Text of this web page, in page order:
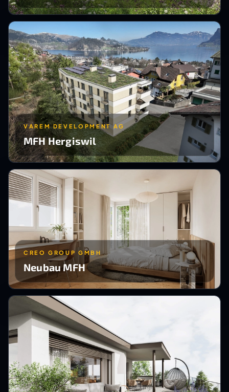
VAREM DEVELOPMENT AG
MFH Hergiswil
CREO GROUP GMBH
Neubau MFH